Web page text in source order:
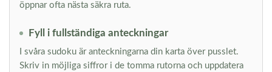
öppnar ofta nästa säkra ruta.
Fyll i fullständiga anteckningar
I svåra sudoku är anteckningarna din karta över pusslet.
Skriv in möjliga siffror i de tomma rutorna och uppdatera